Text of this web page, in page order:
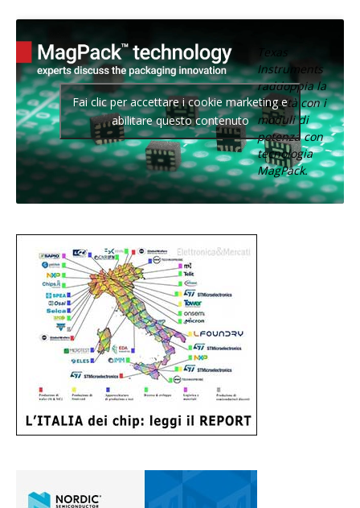
Texas
Instruments
raddoppia la
densità con i
moduli di
potenza con
tecnologia
MagPack.
Fai clic per accettare i cookie marketing e
abilitare questo contenuto